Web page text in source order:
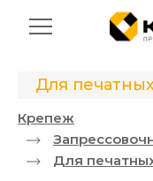
Для
Крепеж
Для